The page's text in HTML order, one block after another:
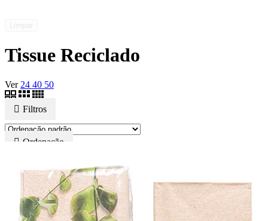
Tissue Reciclado
Ver 24 40 50
Filtros
Ordenação